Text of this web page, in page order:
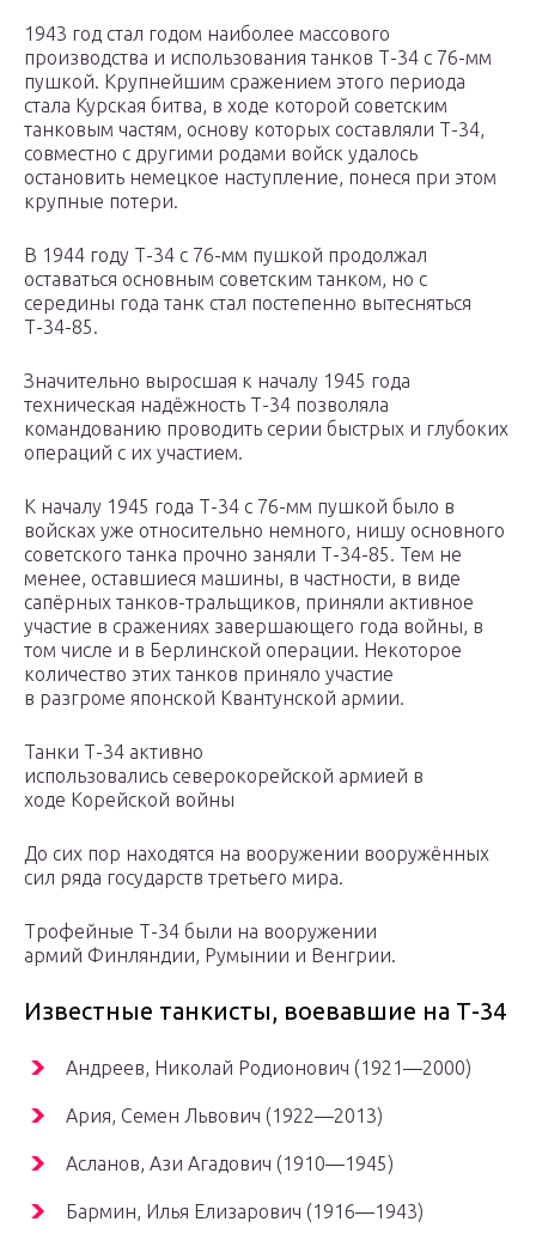
1943 год стал годом наиболее массового
производства и использования танков Т-34 с 76-мм
пушкой. Крупнейшим сражением этого периода
стала Курская битва, в ходе которой советским
танковым частям, основу которых составляли Т-34,
совместно с другими родами войск удалось
остановить немецкое наступление, понеся при этом
крупные потери.
В 1944 году Т-34 с 76-мм пушкой продолжал
оставаться основным советским танком, но с
середины года танк стал постепенно вытесняться
Т-34-85.
Значительно выросшая к началу 1945 года
техническая надёжность Т-34 позволяла
командованию проводить серии быстрых и глубоких
операций с их участием.
К началу 1945 года Т-34 с 76-мм пушкой было в
войсках уже относительно немного, нишу основного
советского танка прочно заняли Т-34-85. Тем не
менее, оставшиеся машины, в частности, в виде
сапёрных танков-тральщиков, приняли активное
участие в сражениях завершающего года войны, в
том числе и в Берлинской операции. Некоторое
количество этих танков приняло участие
в разгроме японской Квантунской армии.
Танки Т-34 активно
использовались северокорейской армией в
ходе Корейской войны
До сих пор находятся на вооружении вооружённых
сил ряда государств третьего мира.
Трофейные Т-34 были на вооружении
армий Финляндии, Румынии и Венгрии.
Известные танкисты, воевавшие на Т-34
Андреев, Николай Родионович (1921—2000)
Ария, Семен Львович (1922—2013)
Асланов, Ази Агадович (1910—1945)
Бармин, Илья Елизарович (1916—1943)